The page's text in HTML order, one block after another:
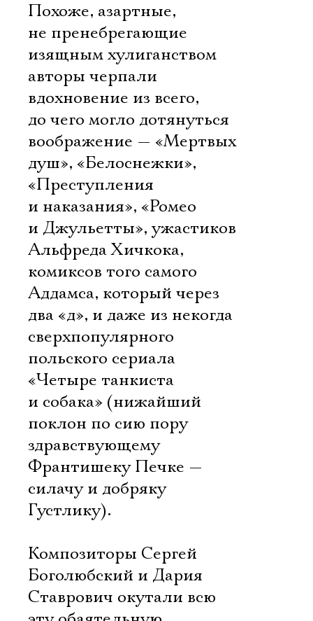
Похоже, азартные,
не пренебрегающие
изящным хулиганством
авторы черпали
вдохновение из всего,
до чего могло дотянуться
воображение — «Мертвых
душ», «Белоснежки»,
«Преступления
и наказания», «Ромео
и Джульетты», ужастиков
Альфреда Хичкока,
комиксов того самого
Аддамса, который через
два «д», и даже из некогда
сверхпопулярного
польского сериала
«Четыре танкиста
и собака» (нижайший
поклон по сию пору
здравствующему
Франтишеку Печке —
силачу и добряку
Густлику).
Композиторы Сергей
Боголюбский и Дария
Ставрович окутали всю